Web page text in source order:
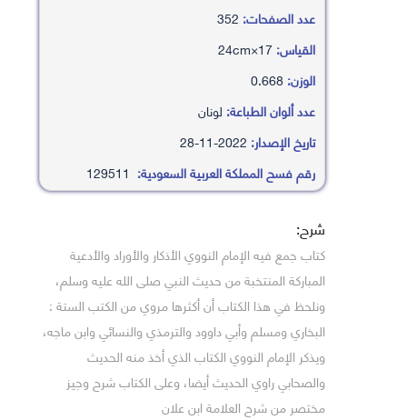
عدد الصفحات:
القياس:
الوزن:
عدد ألوان الطباعة: لونان
تاريخ الإصدار:
رقم فسح المملكة العربية السعودية:
شرح:
كتاب جمع فيه الإمام النووي الأذكار والأوراد والأدعية
المباركة المنتخبة من حديث النبي صلى الله عليه وسلم،
ونلحظ في هذا الكتاب أن أكثرها مروي من الكتب الستة :
البخاري ومسلم وأبي داوود والترمذي والنسائي وابن ماجه،
ويذكر الإمام النووي الكتاب الذي أخذ منه الحديث
والصحابي راوي الحديث أيضا، وعلى الكتاب شرح وجيز
مختصر من شرح العلامة ابن علان